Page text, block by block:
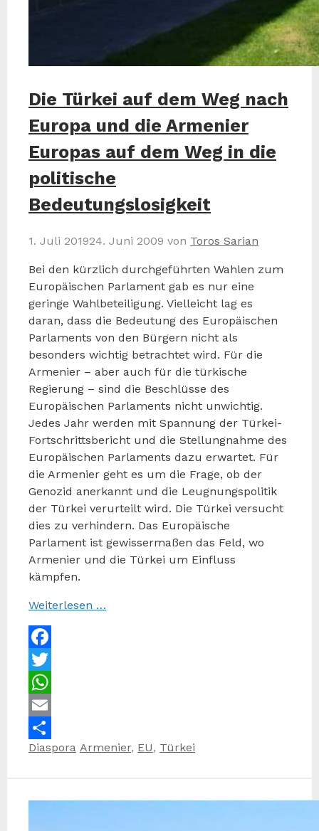
Die Türkei auf dem Weg nach
Europa und die Armenier
Europas auf dem Weg in die
politische
Bedeutungslosigkeit
1. Juli 201924. Juni 2009 von Toros Sarian
Bei den kürzlich durchgeführten Wahlen zum
Europäischen Parlament gab es nur eine
geringe Wahlbeteiligung. Vielleicht lag es
daran, dass die Bedeutung des Europäischen
Parlaments von den Bürgern nicht als
besonders wichtig betrachtet wird. Für die
Armenier – aber auch für die türkische
Regierung – sind die Beschlüsse des
Europäischen Parlaments nicht unwichtig.
Jedes Jahr werden mit Spannung der Türkei-
Fortschrittsbericht und die Stellungnahme des
Europäischen Parlaments dazu erwartet. Für
die Armenier geht es um die Frage, ob der
Genozid anerkannt und die Leugnungspolitik
der Türkei verurteilt wird. Die Türkei versucht
dies zu verhindern. Das Europäische
Parlament ist gewissermaßen das Feld, wo
Armenier und die Türkei um Einfluss
kämpfen.
Weiterlesen …
Facebook
Twitter
WhatsApp
Email
Teilen
Kategorien
Diaspora Schlagwörter
Armenier, EU, Türkei